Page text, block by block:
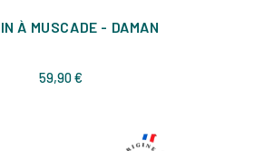
À MUSCADE - DAMAN
59,90 €